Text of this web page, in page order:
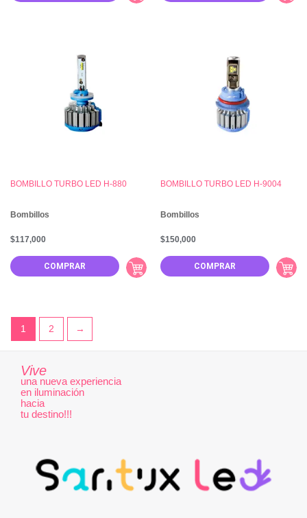
Bombillos
BOMBILLO TURBO LED H-880
COMPRAR
$117,000
Bombillos
BOMBILLO TURBO LED H-9004
COMPRAR
$150,000
1 2 →
Vive
una nueva experiencia
en iluminación
hacia
tu destino!!!